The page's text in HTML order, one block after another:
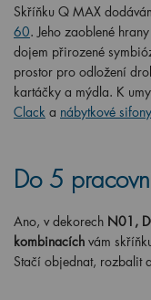
Skříňku Q MAX
60. Jeho zaoblené
dojem přirozené
prostor pro odložení
kartáčky a mýdla. K
Clack a nábytkové sifony
Do 5
Ano, v dekorech N01,
kombinacích vám
Stačí objednat, rozbalit